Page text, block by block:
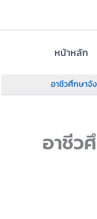
หน้าหลัก
อาชีวศึกษาจั
อาชีว